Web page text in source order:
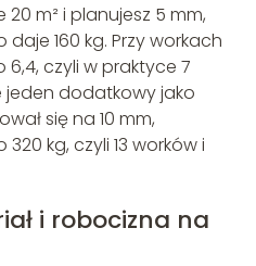
m² i planujesz 5 mm,
160 kg. Przy workach
czyli w praktyce 7
jeden dodatkowy jako
się na 10 mm,
kg, czyli 13 worków i
i robocizna na